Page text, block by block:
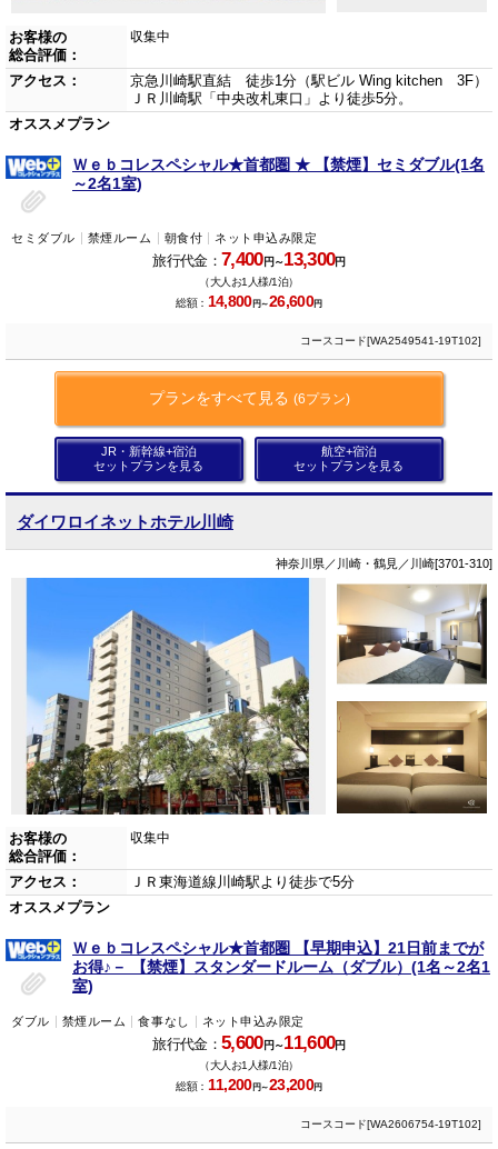
お客様の
総合評価：
収集中
アクセス：
京急川崎駅直結 徒歩1分（駅ビル Wing kitchen 3F）
ＪＲ川崎駅「中央改札東口」より徒歩5分。
オススメプラン
Ｗｅｂコレスペシャル★首都圏 ★ 【禁煙】セミダブル(1名
～2名1室)
セミダブル 禁煙ルーム 朝食付 ネット申込み限定
旅行代金： 7,400円～13,300円
（大人お1人様/1泊）
総額： 14,800円～26,600円
コースコード[WA2549541-19T102]
プランをすべて見る (6プラン)
JR・新幹線+宿泊
セットプランを見る
航空+宿泊
セットプランを見る
ダイワロイネットホテル川崎
神奈川県／川崎・鶴見／川崎[3701-310]
お客様の
総合評価：
収集中
アクセス：
ＪＲ東海道線川崎駅より徒歩で5分
オススメプラン
Ｗｅｂコレスペシャル★首都圏 【早期申込】21日前までが
お得♪－ 【禁煙】スタンダードルーム（ダブル）(1名～2名1
室)
ダブル 禁煙ルーム 食事なし ネット申込み限定
旅行代金： 5,600円～11,600円
（大人お1人様/1泊）
総額： 11,200円～23,200円
コースコード[WA2606754-19T102]